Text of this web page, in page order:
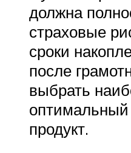
должна
страховые
сроки
после
выбрать
оптимальный
продукт.